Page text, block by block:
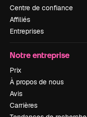
Centre de confiance
Affiliés
Entreprises
Notre entreprise
Prix
À propos de nous
Avis
Carrières